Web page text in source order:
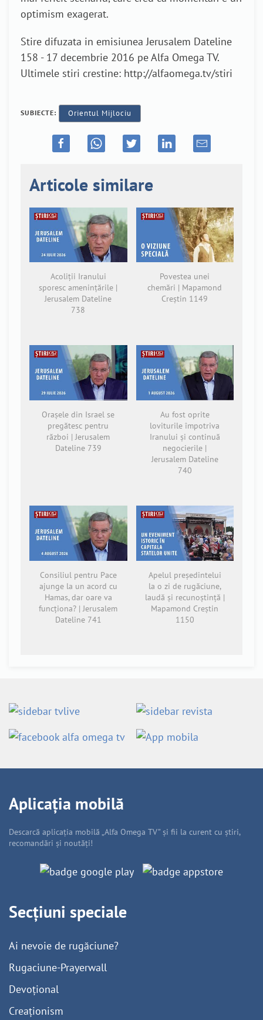
optimism exagerat.
Stire difuzata in emisiunea Jerusalem Dateline
158 - 17 decembrie 2016 pe Alfa Omega TV.
Ultimele stiri crestine: http://alfaomega.tv/stiri
SUBIECTE: Orientul Mijlociu
Articole similare
Acoliții Iranului
sporesc amenințările |
Jerusalem Dateline
738
Povestea unei
chemări | Mapamond
Creștin 1149
Orașele din Israel se
pregătesc pentru
război | Jerusalem
Dateline 739
Au fost oprite
loviturile împotriva
Iranului și continuă
negocierile |
Jerusalem Dateline
740
Consiliul pentru Pace
ajunge la un acord cu
Hamas, dar oare va
funcționa? | Jerusalem
Dateline 741
Apelul președintelui
la o zi de rugăciune,
laudă și recunoștință |
Mapamond Creștin
1150
Aplicația mobilă
Descarcă aplicația mobilă „Alfa Omega TV” și fii la curent cu știri,
recomandări și noutăți!
Secțiuni speciale
Ai nevoie de rugăciune?
Rugaciune-Prayerwall
Devoțional
Creaționism